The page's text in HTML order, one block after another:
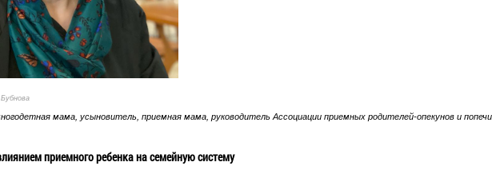
мама, усыновитель, приемная мама, руководитель Ассоциации приемных родителей-опекунов и
приемного ребенка на семейную систему